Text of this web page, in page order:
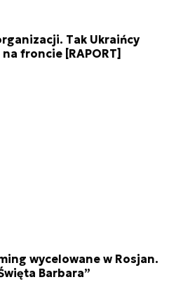
Tak Ukraińcy
froncie [RAPORT]
wycelowane w Rosjan.
Barbara”